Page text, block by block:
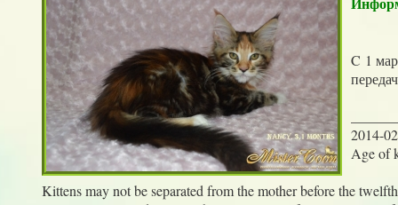
C 1
2014-
Age of
Kittens may not be separated from the mother before the